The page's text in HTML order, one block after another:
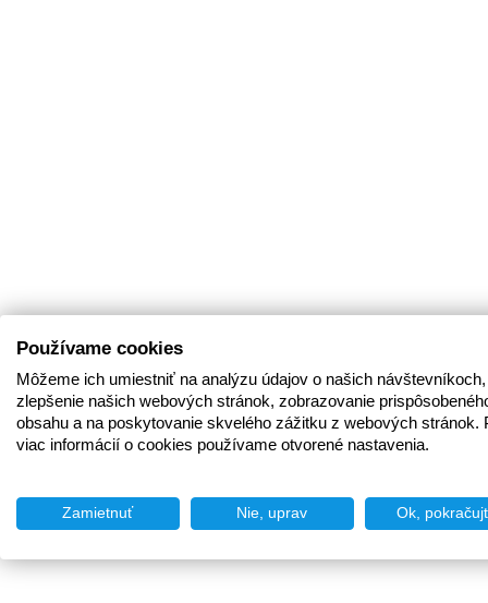
Používame cookies
Môžeme ich umiestniť na analýzu údajov o našich
zlepšenie našich webových stránok, zobrazovanie
obsahu a na poskytovanie skvelého zážitku z webových stránok.
viac informácií o cookies používame otvorené nastavenia.
Zamietnuť Nie, uprav Ok,